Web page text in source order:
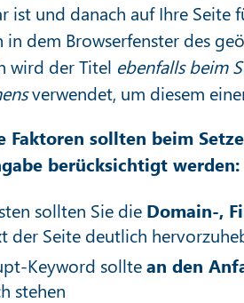
ist und danach auf Ihre Seite
in dem Browserfenster des
wird der Titel ebenfalls beim
verwendet, um diesem
Faktoren sollten beim
berücksichtigt werden:
sollten Sie die Domain-,
der Seite deutlich
Keyword solltean den
stehen